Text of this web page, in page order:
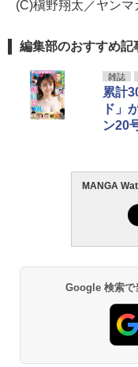
(C)槇野翔太／ヤンマ
編集部のおすすめ記
雑誌
累計
ド」
ン20
MANGA
Google 検索で